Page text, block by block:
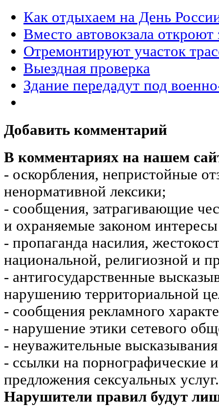
Как отдыхаем на День
Вместо автовокзала
Отремонтируют участок
Выездная проверка
Здание передадут под
Добавить комментарий
В комментариях на нашем
- оскорбления, непристойные
ненормативной лексики;
- сообщения, затрагивающие
и охраняемые законом
- пропаганда насилия,
национальной, религиозной и
- антигосударственные
нарушению территориальной
- сообщения рекламного
- нарушение этики сетевого
- неуважительные
- ссылки на порнографические
предложения сексуальных услуг.
Нарушители правил будут